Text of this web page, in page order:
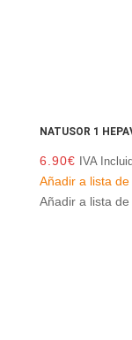
NATUSOR 1
6.90€ IVA
Añadir a lista
Añadir a lista